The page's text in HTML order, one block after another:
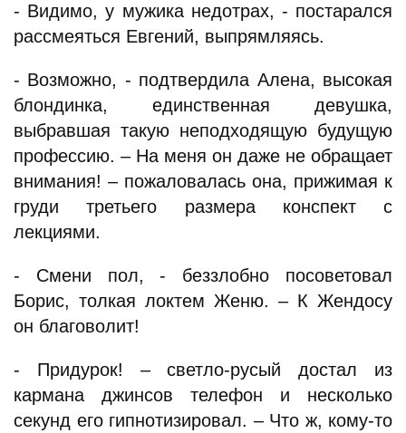
- Видимо, у мужика недотрах, - постарался
рассмеяться Евгений, выпрямляясь.
- Возможно, - подтвердила Алена, высокая
блондинка, единственная девушка,
выбравшая такую неподходящую будущую
профессию. – На меня он даже не обращает
внимания! – пожаловалась она, прижимая к
груди третьего размера конспект с
лекциями.
- Смени пол, - беззлобно посоветовал
Борис, толкая локтем Женю. – К Жендосу
он благоволит!
- Придурок! – светло-русый достал из
кармана джинсов телефон и несколько
секунд его гипнотизировал. – Что ж, кому-то